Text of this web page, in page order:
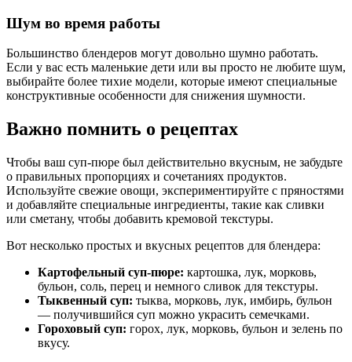
Шум во время работы
Большинство блендеров могут довольно шумно работать.
Если у вас есть маленькие дети или вы просто не любите шум,
выбирайте более тихие модели, которые имеют специальные
конструктивные особенности для снижения шумности.
Важно помнить о рецептах
Чтобы ваш суп-пюре был действительно вкусным, не забудьте
о правильных пропорциях и сочетаниях продуктов.
Используйте свежие овощи, экспериментируйте с пряностями
и добавляйте специальные ингредиенты, такие как сливки
или сметану, чтобы добавить кремовой текстуры.
Вот несколько простых и вкусных рецептов для блендера:
Картофельный суп-пюре: картошка, лук, морковь,
бульон, соль, перец и немного сливок для текстуры.
Тыквенный суп: тыква, морковь, лук, имбирь, бульон
— получившийся суп можно украсить семечками.
Гороховый суп: горох, лук, морковь, бульон и зелень по
вкусу.